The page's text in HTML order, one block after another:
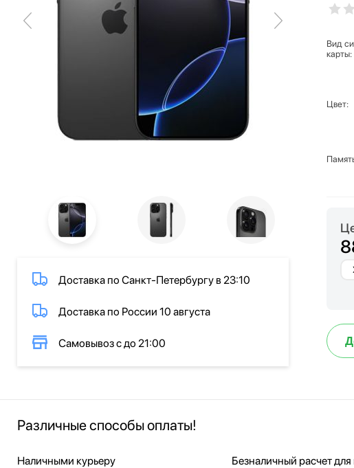
Доставка по Санкт-Петербургу в 23:10
Доставка по России 10 августа
Самовывоз с до 21:00
Вид
карты:
Цвет:
Различные способы оплаты!
Наличными курьеру Безналичный расчет